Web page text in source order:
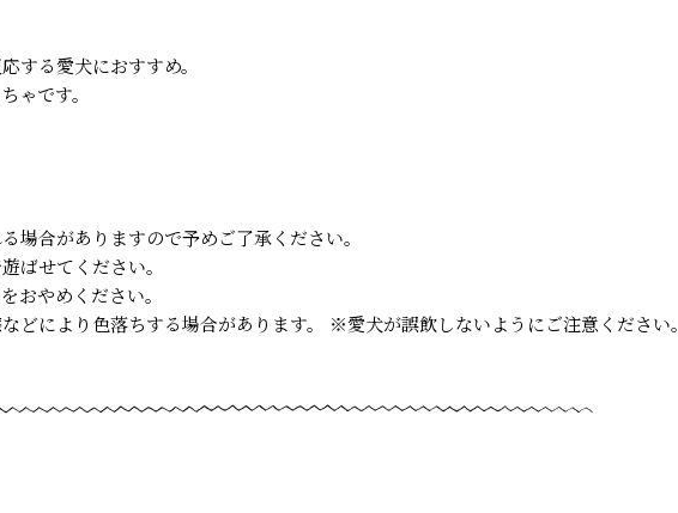
する愛犬におすすめ。
ゃです。
合がありますので予めご了承ください。
ばせてください。
おやめください。
どにより色落ちする場合があります。 ※愛犬が誤飲しないようにご注意ください。